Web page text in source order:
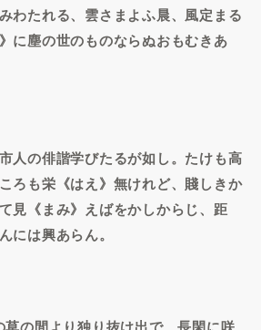
わたれる、雲さまよふ晨、風定まる
に塵の世のものならぬおもむきあ
人の俳諧学びたるが如し。たけも高
ろも栄《はえ》無けれど、賤しきか
見《まみ》えばをかしからじ、距
には興あらん。
草の間より独り抜け出でゝ長閑に咲